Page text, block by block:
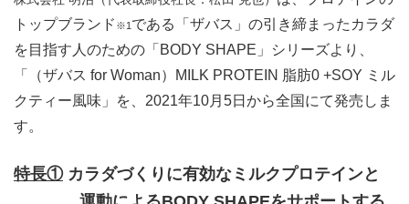
トップブランド ※1 である「ザバス」の引き締まったカラダ
を目指す人のための「BODY SHAPE」シリーズより、
「（ザバス for Woman）MILK PROTEIN 脂肪0 +SOY ミル
クティー風味」を、2021年10月5日から全国にて発売しま
す。
特長①カラダづくりに有効なミルクプロテインと